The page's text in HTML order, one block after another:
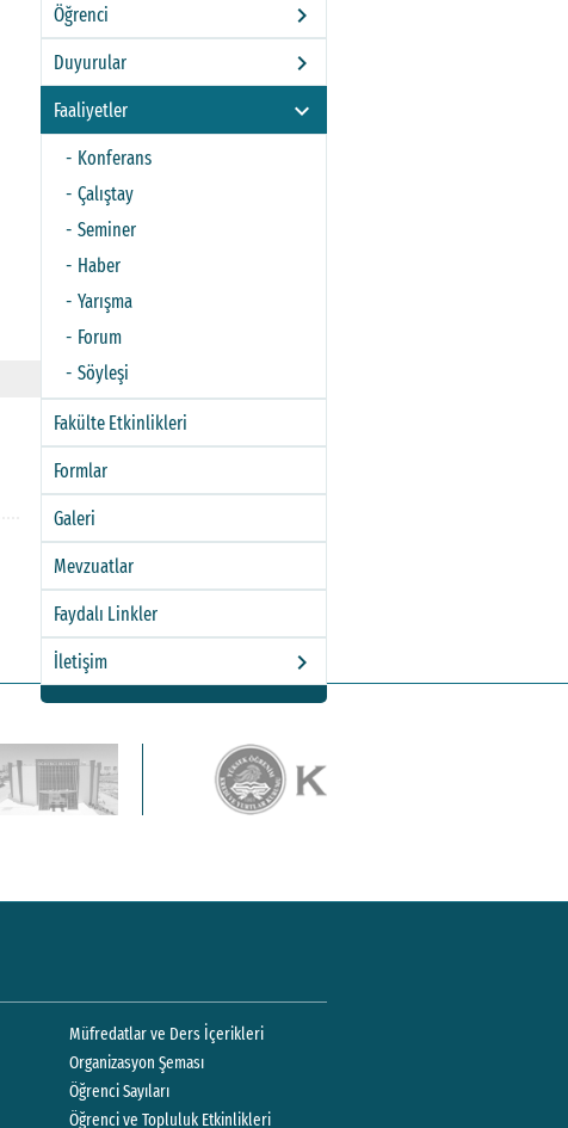
Öğrenci keyboard_arrow_right
Duyurular keyboard_arrow_right
Faaliyetler keyboard_arrow_right
Konferans
Çalıştay
Seminer
Haber
Yarışma
Forum
Söyleşi
Fakülte Etkinlikleri
Formlar
Galeri
Mevzuatlar
Faydalı Linkler
İletişim keyboard_arrow_right
Müfredatlar ve Ders İçerikleri
Organizasyon Şeması
Öğrenci Sayıları
Öğrenci ve Topluluk Etkinlikleri